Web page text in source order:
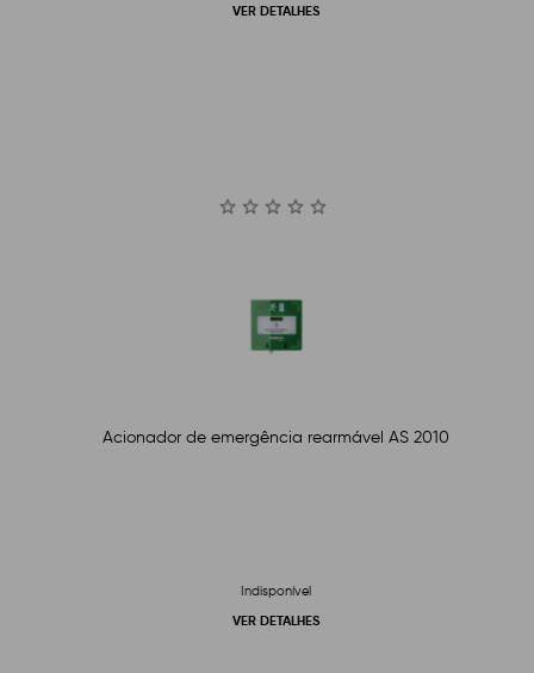
VER DETALHES
Acionador de emergência rearmável AS 2010
Indisponível
VER DETALHES